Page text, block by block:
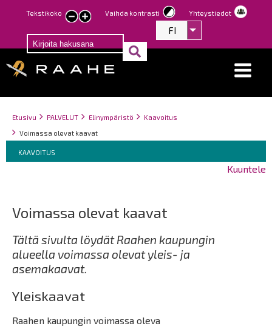
Hyppää
pääsisältöön
Tekstikoko
Pienennä
kokoa
Suurenna
kokoa
Vaihda kontrasti Yhteystiedot
FI Listaa
Breadcrumbs
You
are
Etusivu PALVELUT Elinympäristö
Kaavoitus
Voimassa olevat kaavat
Breadcrumbs
You
are
KAAVOITUS
Kuuntele
Voimassa olevat kaavat
Tältä sivulta löydät Raahen kaupungin
alueella voimassa olevat yleis- ja
asemakaavat.
Yleiskaavat
Raahen kaupungin voimassa oleva